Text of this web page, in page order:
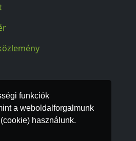
funkciók
a weboldalforgalmunk
használunk.